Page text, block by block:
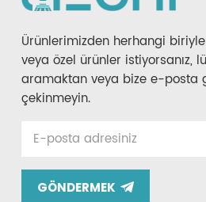
Ürünlerimizden herhangi
veya özel ürünler istiyorsanız,
aramaktan veya bize e-posta
çekinmeyin.
GÖNDERMEK